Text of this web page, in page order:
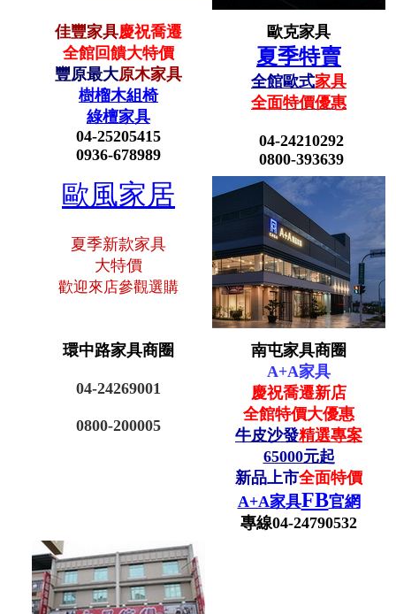
佳豐家具慶祝喬遷
全館回饋大特價
豐原最大原木家具
樹榴木組椅
綠檀家具
04-25205415
0936-678989
歐克家具
夏季特賣
全館歐式家具
全面特價優惠
04-24210292
0800-393639
歐風家居
夏季新款家具
大特價
歡迎來店參觀選購
環中路家具商圈
04-24269001
0800-200005
南屯家具商圈
A+A家具
慶祝喬遷新店
全館特價大優惠
牛皮沙發精選專案
65000元起
新品上市全面特價
A+A家具FB官網
專線04-24790532